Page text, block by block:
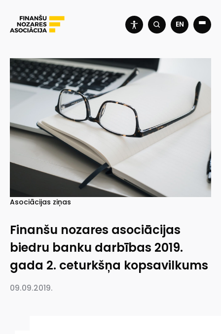
EN
Asociācijas ziņas
Finanšu nozares asociācijas
biedru banku darbības 2019.
gada 2. ceturkšņa kopsavilkums
09.09.2019.